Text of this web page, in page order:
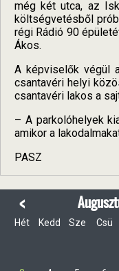
még két utca, az
költségvetésből
régi Rádió 90
Ákos.
A képviselők végül
csantavéri helyi
csantavéri lakos a
– A parkolóhelyek
amikor a
PASZ
<
Hét Kedd Sze Csü